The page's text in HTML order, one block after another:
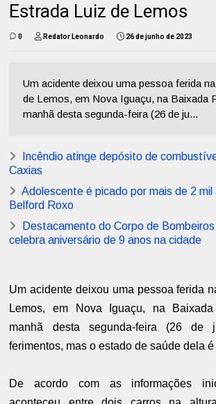
Estrada Luiz de Lemos
0 Redator Leonardo 26 de junho de 2023
Um acidente deixou uma pessoa ferida
de Lemos, em Nova Iguaçu, na Baixada
manhã desta segunda-feira (26 de ju...
Incêndio atinge depósito de
Caxias
Adolescente é picado por mais de 2 mil
Belford Roxo
Destacamento do Corpo de
celebra aniversário de 9 anos na cidade
Um acidente deixou uma pessoa ferida
Lemos, em Nova Iguaçu, na
manhã desta segunda-feira (26 de
ferimentos, mas o estado de saúde dela
De acordo com as informações